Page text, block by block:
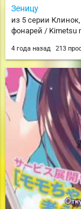
Зеницу
из 5 серии
фонарей / Kimetsu
4 года назад 213